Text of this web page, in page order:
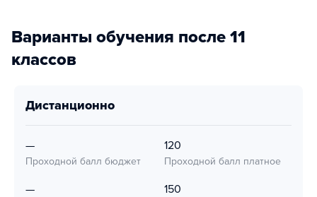
Варианты обучения после 11
классов
дистанционно
—
Проходной балл бюджет
120
Проходной балл платное
— 150